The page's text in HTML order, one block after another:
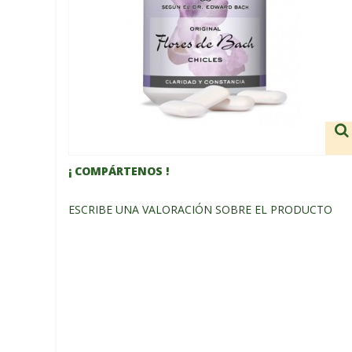
¡ COMPÁRTENOS !
ESCRIBE UNA VALORACIÓN SOBRE EL PRODUCTO